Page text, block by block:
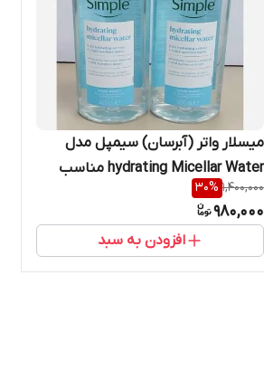
میسلار واتر (آبرسان) سیمپل مدل
hydrating Micellar Water مناسب
انواع پوست حجم 400 میل
1,400,000
30%
980,000
افزودن به سبد